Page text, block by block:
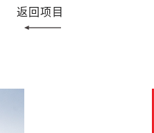
返回项目